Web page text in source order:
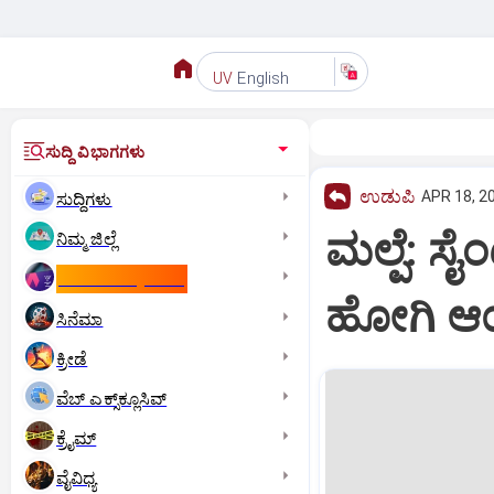
UV English
ಸುದ್ದಿ ವಿಭಾಗಗಳು
ಸುದ್ದಿಗಳು
ನಿಮ್ಮ ಜಿಲ್ಲೆ
ಸಿನೆಮಾ
ಕ್ರೀಡೆ
ವೆಬ್ ಎಕ್ಸ್‌ಕ್ಲೂಸಿವ್
ಕ್ರೈಮ್
ವೈವಿಧ್ಯ
ಉಡುಪಿ APR 18,
ಮಲ್ಪೆ:
ಹೋಗಿ